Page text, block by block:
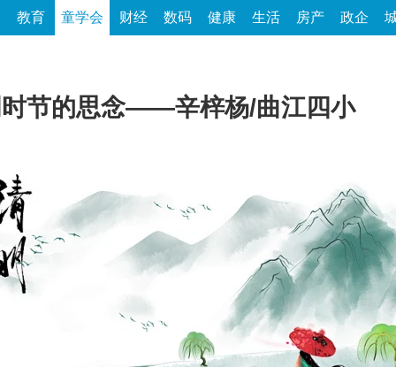
教育 童学会 财经 数码 健康 生活 房产 政企
节的思念——辛梓杨/曲江四小